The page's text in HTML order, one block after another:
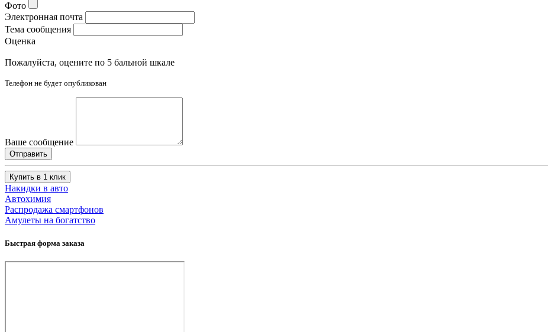
Фото
Электронная почта
Тема сообщения
Оценка
Пожалуйста, оцените по 5 бальной шкале
Телефон не будет опубликован
Ваше сообщение
Купить в 1 клик
Накидки в авто
Автохимия
Распродажа смартфонов
Амулеты на богатство
Быстрая форма заказа